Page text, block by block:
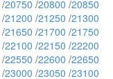
/20750 /20800 /20850
/21200 /21250 /21300
/21650 /21700 /21750
/22100 /22150 /22200
/22550 /22600 /22650
/23000 /23050 /23100